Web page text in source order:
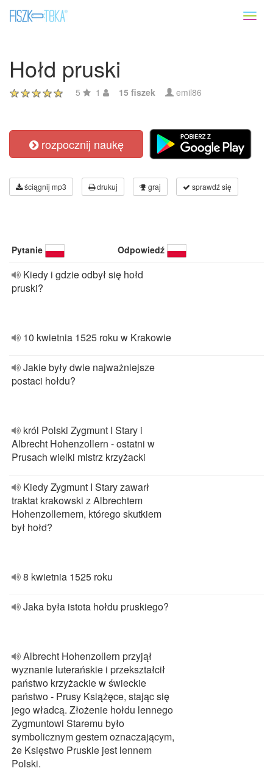
Hołd pruski
5 1 15 fiszek emil86
rozpocznij naukę
ściągnij mp3 drukuj graj sprawdź się
Pytanie Odpowiedź
Kiedy i gdzie odbył się hołd
pruski?
10 kwietnia 1525 roku w Krakowie
Jakie były dwie najważniejsze
postaci hołdu?
król Polski Zygmunt I Stary i
Albrecht Hohenzollern - ostatni w
Prusach wielki mistrz krzyżacki
Kiedy Zygmunt I Stary zawarł
traktat krakowski z Albrechtem
Hohenzollernem, którego skutkiem
był hołd?
8 kwietnia 1525 roku
Jaka była istota hołdu pruskiego?
Albrecht Hohenzollern przyjął
wyznanie luterańskie i przekształcił
państwo krzyżackie w świeckie
państwo - Prusy Książęce, stając się
jego władcą. Złożenie hołdu lennego
Zygmuntowi Staremu było
symbolicznym gestem oznaczającym,
że Księstwo Pruskie jest lennem
Polski.